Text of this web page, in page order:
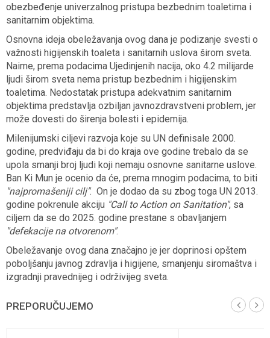
obezbeđenje univerzalnog pristupa bezbednim toaletima i
sanitarnim objektima.
Osnovna ideja obeležavanja ovog dana je podizanje svesti o
važnosti higijenskih toaleta i sanitarnih uslova širom sveta.
Naime, prema podacima Ujedinjenih nacija, oko 4.2 milijarde
ljudi širom sveta nema pristup bezbednim i higijenskim
toaletima. Nedostatak pristupa adekvatnim sanitarnim
objektima predstavlja ozbiljan javnozdravstveni problem, jer
može dovesti do širenja bolesti i epidemija.
Milenijumski ciljevi razvoja koje su UN definisale 2000.
godine, predviđaju da bi do kraja ove godine trebalo da se
upola smanji broj ljudi koji nemaju osnovne sanitarne uslove.
Ban Ki Mun je ocenio da će, prema mnogim podacima, to biti
"najpromašeniji cilj". On je dodao da su zbog toga UN 2013.
godine pokrenule akciju "Call to Action on Sanitation", sa
ciljem da se do 2025. godine prestane s obavljanjem
"defekacije na otvorenom".
Obeležavanje ovog dana značajno je jer doprinosi opštem
poboljšanju javnog zdravlja i higijene, smanjenju siromaštva i
izgradnji pravednijeg i održivijeg sveta.
PREPORUČUJEMO